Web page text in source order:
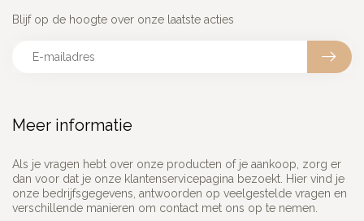
Meer informatie
Als je vragen hebt over onze producten of je aankoop, zorg er
dan voor dat je onze klantenservicepagina bezoekt. Hier vind je
onze bedrijfsgegevens, antwoorden op veelgestelde vragen en
verschillende manieren om contact met ons op te nemen.
Blijf op de hoogte over onze laatste acties